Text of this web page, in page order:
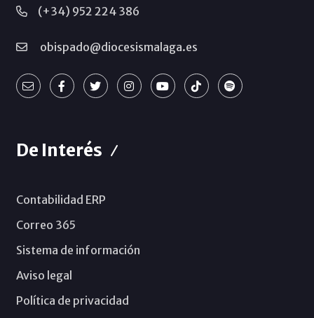
(+34) 952 224 386
obispado@diocesismalaga.es
De Interés
Contabilidad ERP
Correo 365
Sistema de información
Aviso legal
Política de privacidad